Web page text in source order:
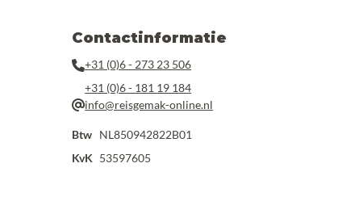
Contactinformatie
+31 (0)6 - 273 23 506
+31 (0)6 - 181 19 184
info@reisgemak-online.nl
Btw NL850942822B01
KvK 53597605